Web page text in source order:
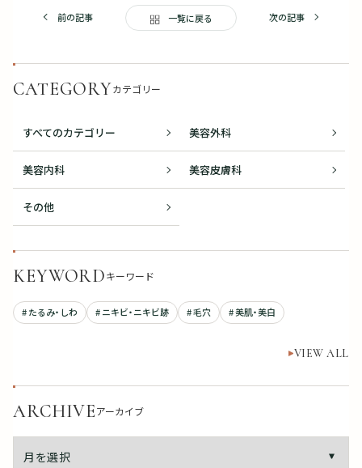
前の記事 一覧に戻る 次の記事
CATEGORYカテゴリー
すべてのカテゴリー 美容外科
美容内科 美容皮膚科
その他
KEYWORDキーワード
# たるみ・しわ # ニキビ・ニキビ跡 # 毛穴 # 美肌・美白
VIEW ALL
ARCHIVEアーカイブ